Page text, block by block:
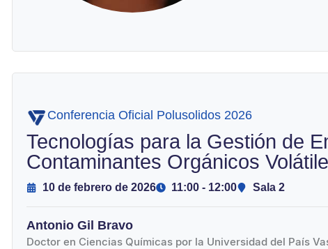
Conferencia Oficial Polusolidos 2026
Tecnologías para la Gestión de
Contaminantes Orgánicos
10 de febrero de 2026 11:00 - 12:00 Sala 2
Antonio Gil Bravo
Doctor en Ciencias Químicas por la Universidad del País